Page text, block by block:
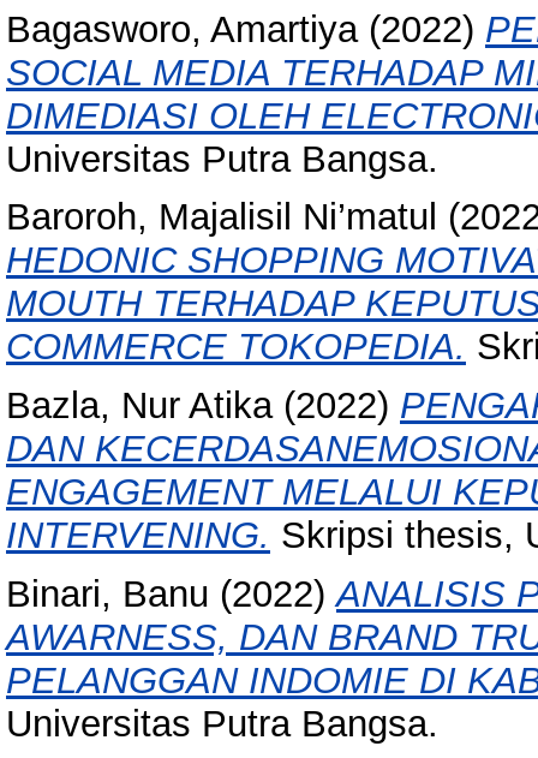
Bagasworo, Amartiya(2022)
SOCIAL MEDIA TERHADAP
DIMEDIASI OLEH
Universitas Putra Bangsa.
Baroroh, Majalisil Ni’matul
HEDONIC SHOPPING
MOUTH TERHADAP
COMMERCE TOKOPEDIA.
Bazla, Nur Atika(2022)
DAN
ENGAGEMENT MELALUI
INTERVENING. Skripsi thesis,
Binari, Banu (2022)ANALISIS
AWARNESS, DAN BRAND
PELANGGAN INDOMIE DI
Universitas Putra Bangsa.